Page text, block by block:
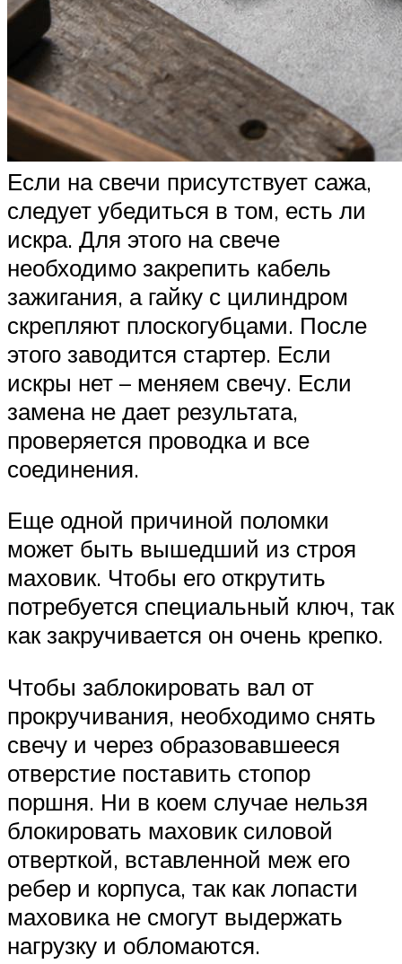
Если на свечи присутствует сажа,
следует убедиться в том, есть ли
искра. Для этого на свече
необходимо закрепить кабель
зажигания, а гайку с цилиндром
скрепляют плоскогубцами. После
этого заводится стартер. Если
искры нет – меняем свечу. Если
замена не дает результата,
проверяется проводка и все
соединения.
Еще одной причиной поломки
может быть вышедший из строя
маховик. Чтобы его открутить
потребуется специальный ключ, так
как закручивается он очень крепко.
Чтобы заблокировать вал от
прокручивания, необходимо снять
свечу и через образовавшееся
отверстие поставить стопор
поршня. Ни в коем случае нельзя
блокировать маховик силовой
отверткой, вставленной меж его
ребер и корпуса, так как лопасти
маховика не смогут выдержать
нагрузку и обломаются.